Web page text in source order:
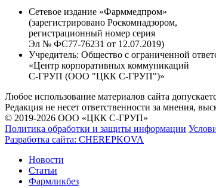
Сетевое издание «Фарммедпром»
(зарегистрировано Роскомнадзором,
регистрационный номер серия
Эл № ФС77-76231 от 12.07.2019)
Учредитель: Общество с ограниченной
«Центр корпоративных коммуникаций
С-ГРУП (ООО "ЦКК С-ГРУП")»
Любое использование материалов сайта
Редакция не несет ответственности за мнения,
© 2019-2026 ООО «ЦКК С-ГРУП»
Политика обработки и защиты информации
Разработка сайта: CHEREPKOVA
Новости
Статьи
Фармликбез